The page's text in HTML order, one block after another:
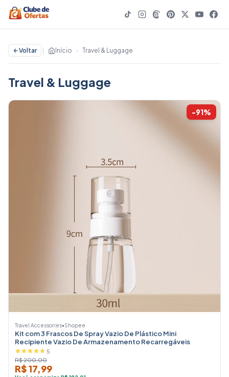
Voltar Início › Travel & Luggage
Travel & Luggage
-91%
Travel Accessories•Shopee
Kit com 3 Frascos De Spray Vazio De Plástico Mini
Recipiente Vazio De Armazenamento Recarregáveis
5
R$ 200,00
R$ 17,99